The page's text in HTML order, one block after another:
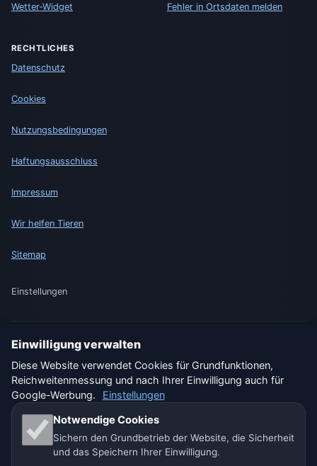
Wetter-Widget Fehler in Ortsdaten melden
RECHTLICHES
Datenschutz
Cookies
Nutzungsbedingungen
Haftungsausschluss
Impressum
Wir helfen Tieren
Sitemap
Einstellungen
🇩🇪 Wetter Deutschland
🇨🇭 Wetter Schweiz
Unsere Wetterseiten:
🇨🇿 Tschechien 🇭🇷 Kroatien 🇧🇬 Bulgarien
Einwilligung verwalten
Diese Website verwendet Cookies für Grundfunktionen,
Reichweitenmessung und nach Ihrer Einwilligung auch für
Google-Werbung.
Einstellungen
Notwendige Cookies
Sichern den Grundbetrieb der Website, die Sicherheit
und das Speichern Ihrer Einwilligung.